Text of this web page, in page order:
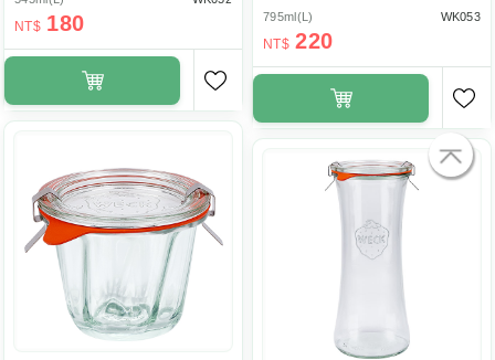
NT$ 180 795ml(L) WK053
NT$ 220